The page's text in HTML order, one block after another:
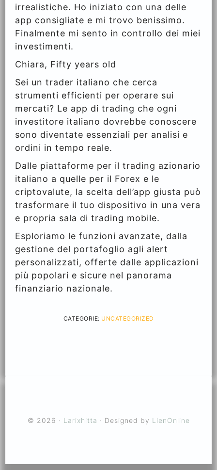
irrealistiche. Ho iniziato con una delle
app consigliate e mi trovo benissimo.
Finalmente mi sento in controllo dei miei
investimenti.
Chiara, Fifty years old
Sei un trader italiano che cerca
strumenti efficienti per operare sui
mercati? Le app di trading che ogni
investitore italiano dovrebbe conoscere
sono diventate essenziali per analisi e
ordini in tempo reale.
Dalle piattaforme per il trading azionario
italiano a quelle per il Forex e le
criptovalute, la scelta dell’app giusta può
trasformare il tuo dispositivo in una vera
e propria sala di trading mobile.
Esploriamo le funzioni avanzate, dalla
gestione del portafoglio agli alert
personalizzati, offerte dalle applicazioni
più popolari e sicure nel panorama
finanziario nazionale.
CATEGORIE: UNCATEGORIZED
© 2026 · Larixhitta · Designed by LienOnline